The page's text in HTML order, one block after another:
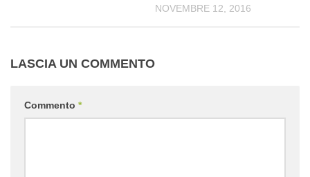
NOVEMBRE 12, 2016
LASCIA UN COMMENTO
Commento *